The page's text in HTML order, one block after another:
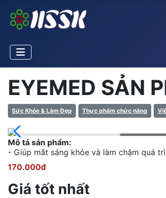
EYEMED SẢN
Sức Khỏe & Làm Đẹp Thực phẩm chức năng
Mô tả sản phẩm:
- Giúp mắt sáng khỏe và làm chậm quá
170.000đ
Giá tốt nhất